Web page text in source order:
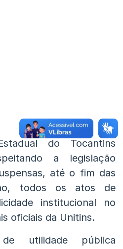
do Tocantins
a legislação
até o fim das
todos os atos de
institucional no
oficiais da Unitins.
utilidade pública